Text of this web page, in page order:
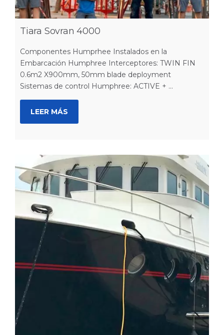
Tiara Sovran 4000
Componentes Humprhee Instalados en la
Embarcación Humphree Interceptores: TWIN FIN
0.6m2 X900mm, 50mm blade deployment
Sistemas de control Humphree: ACTIVE + ...
LEER MÁS